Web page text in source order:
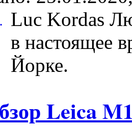
Luc Kordas
в настоящее
Йорке.
Leica